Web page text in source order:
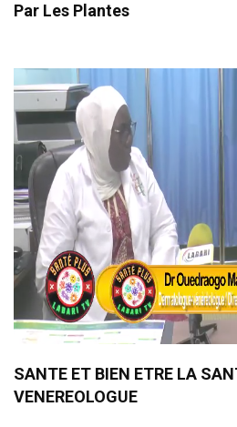
Par Les Plantes
SANTE ET BIEN ETRE LA
VENEREOLOGUE